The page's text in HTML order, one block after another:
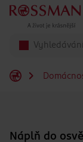
Přeskočit na
Náplň do